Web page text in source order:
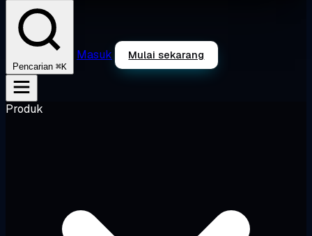
Pencarian ⌘K
Masuk Mulai sekarang
Produk